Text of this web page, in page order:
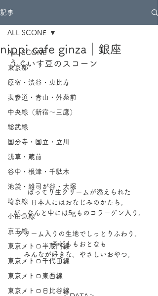
記事
ALL SCONE
東京都
原宿・渋谷・恵比寿
表参道・青山・外苑前
中央線（新宿～三鷹）
総武線
国分寺・国立・立川
浅草・蔵前
谷中・根津・千駄木
池袋・雑司が谷・大塚
埼京線
小田急線
京王線
東京メトロ半蔵門線
東京メトロ千代田線
東京メトロ東西線
東京メトロ日比谷線
ALL SCONE
nippi cafe ginza｜銀座
うぐいす豆のスコーン
ぽってり生クリームが添えられた
日本人にはおなじみのかたち。
が、なんと中には5gものコラーゲン入り。
クリーム入りの生地でしっとりふわり。
子どももおとなも
みんなが好きな、やさしいおやつ。